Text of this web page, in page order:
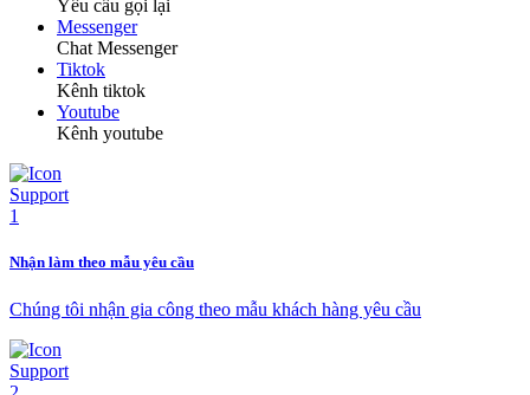
Yêu cầu gọi lại
Messenger
Chat Messenger
Tiktok
Kênh tiktok
Youtube
Kênh youtube
Nhận làm theo mẫu yêu cầu
Chúng tôi nhận gia công theo mẫu khách hàng yêu cầu